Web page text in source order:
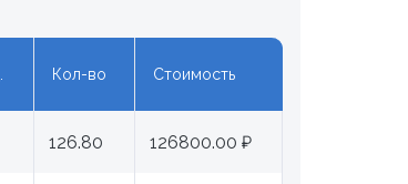
Кол-во Стоимость
126.80 126800.00 ₽